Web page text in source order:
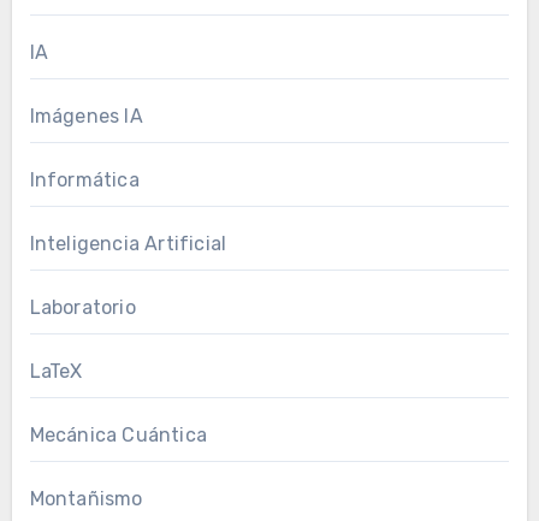
IA
Imágenes IA
Informática
Inteligencia Artificial
Laboratorio
LaTeX
Mecánica Cuántica
Montañismo